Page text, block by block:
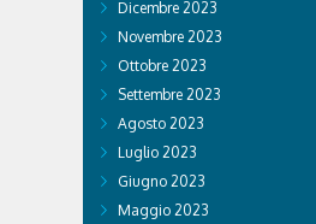
Dicembre 2023
Novembre 2023
Ottobre 2023
Settembre 2023
Agosto 2023
Luglio 2023
Giugno 2023
Maggio 2023